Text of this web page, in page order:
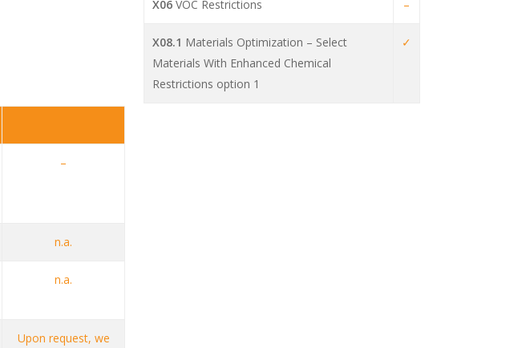
X06VOC Restrictions –
X08.1 Materials Optimization – Select
Materials With Enhanced Chemical
Restrictions option 1
✓
–
n.a.
n.a.
Upon request, we